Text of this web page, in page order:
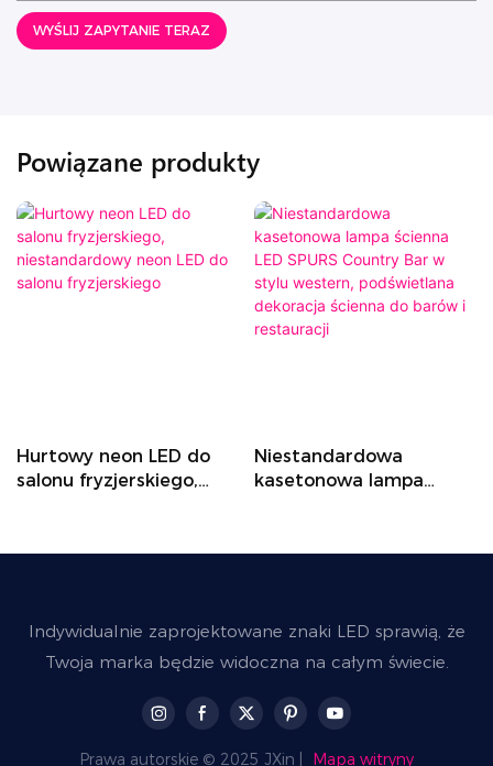
WYŚLIJ ZAPYTANIE TERAZ
Powiązane produkty
neon LED do
fryzjerskiego,
Niestandardowa
kasetonowa lampa
western, podświetlana
Indywidualnie zaprojektowane znaki LED sprawią, że
Twoja marka będzie widoczna na całym świecie.
Prawa autorskie © 2025 JXin | Mapa witryny